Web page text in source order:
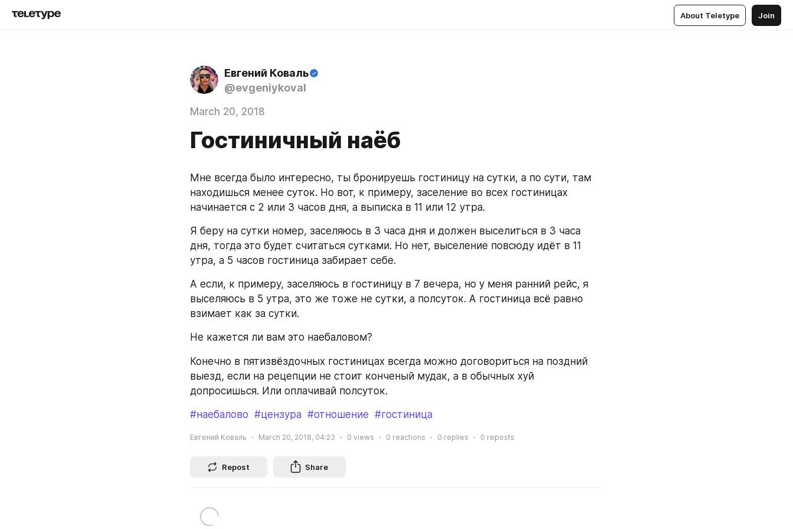
About Teletype Join
Евгений Коваль
@evgeniykoval
March 20, 2018
Гостиничный наёб
Мне всегда было интересно, ты бронируешь гостиницу на сутки, а по сути, там
находишься менее суток. Но вот, к примеру, заселение во всех гостиницах
начинается с 2 или 3 часов дня, а выписка в 11 или 12 утра.
Я беру на сутки номер, заселяюсь в 3 часа дня и должен выселиться в 3 часа
дня, тогда это будет считаться сутками. Но нет, выселение повсюду идёт в 11
утра, а 5 часов гостиница забирает себе.
А если, к примеру, заселяюсь в гостиницу в 7 вечера, но у меня ранний рейс, я
выселяюсь в 5 утра, это же тоже не сутки, а полсуток. А гостиница всё равно
взимает как за сутки.
Не кажется ли вам это наебаловом?
Конечно в пятизвёздочных гостиницах всегда можно договориться на поздний
выезд, если на рецепции не стоит конченый мудак, а в обычных хуй
допросишься. Или оплачивай полсуток.
#наебалово #цензура #отношение #гостиница
Евгений Коваль March 20, 2018, 04:23 0 views 0 reactions 0 replies 0 reposts
Repost Share